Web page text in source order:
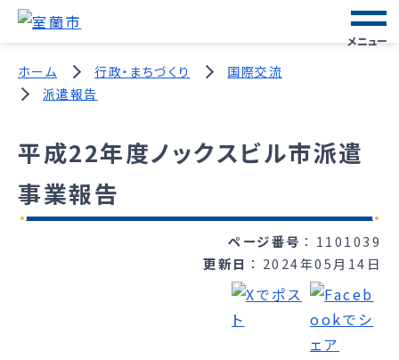
メニュー
ホーム 行政・まちづくり
国際交流
派遣報告
平成22年度ノックスビル市派遣
事業報告
ページ番号
1101039
更新日
2024年05月14日